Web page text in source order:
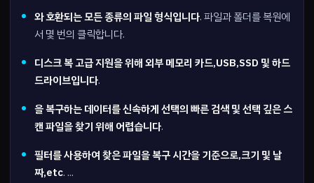
와 호환되는 모든 종류의 파일 형식입니다. 파일과 폴더를 복원에
서 몇 번의 클릭합니다.
디스크 복 고급 지원을 위해 외부 메모리 카드,USB,SSD 및 하드
드라이브입니다.
을 복구하는 데이터를 신속하게 선택의 빠른 검색 및 선택 깊은 스
캔 파일을 찾기 위해 어렵습니다.
필터를 사용하여 찾은 파일을 복구 시간을 기준으로,크기 및 날
짜,etc. ...